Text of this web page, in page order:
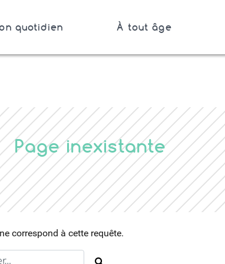
quotidien À tout âge
Page inexistante
correspond à cette requête.